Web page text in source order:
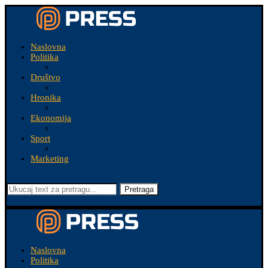
Naslovna
Politika
Društvo
Hronika
Ekonomija
Sport
Marketing
Pretraga
Naslovna
Politika